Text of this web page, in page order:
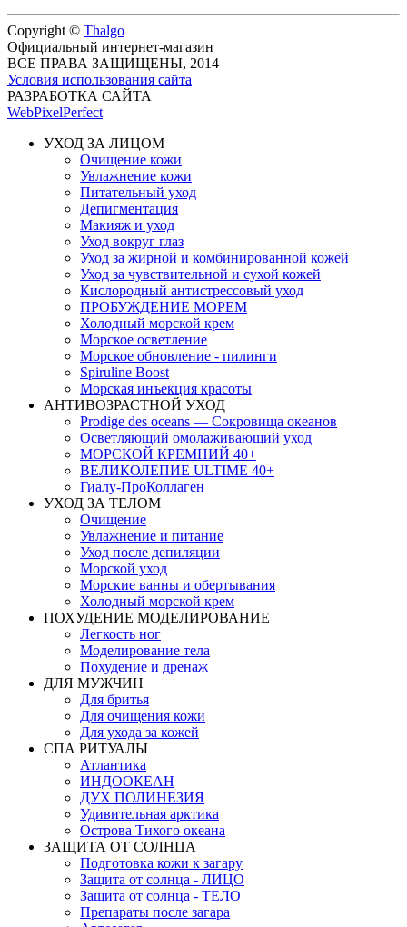
Copyright © Thalgo
Официальный интернет-магазин
ВСЕ ПРАВА ЗАЩИЩЕНЫ, 2014
Условия использования сайта
РАЗРАБОТКА САЙТА
WebPixelPerfect
УХОД ЗА ЛИЦОМ
Очищение кожи
Увлажнение кожи
Питательный уход
Депигментация
Макияж и уход
Уход вокруг глаз
Уход за жирной и комбинированной кожей
Уход за чувствительной и сухой кожей
Кислородный антистрессовый уход
ПРОБУЖДЕНИЕ МОРЕМ
Холодный морской крем
Морское осветление
Морское обновление - пилинги
Spiruline Boost
Морская инъекция красоты
АНТИВОЗРАСТНОЙ УХОД
Prodige des oceans — Сокровища океанов
Осветляющий омолаживающий уход
МОРСКОЙ КРЕМНИЙ 40+
ВЕЛИКОЛЕПИЕ ULTIME 40+
Гиалу-ПроКоллаген
УХОД ЗА ТЕЛОМ
Очищение
Увлажнение и питание
Уход после депиляции
Морской уход
Морские ванны и обертывания
Холодный морской крем
ПОХУДЕНИЕ МОДЕЛИРОВАНИЕ
Легкость ног
Моделирование тела
Похудение и дренаж
ДЛЯ МУЖЧИН
Для бритья
Для очищения кожи
Для ухода за кожей
СПА РИТУАЛЫ
Атлантика
ИНДООКЕАН
ДУХ ПОЛИНЕЗИЯ
Удивительная арктика
Острова Тихого океана
ЗАЩИТА ОТ СОЛНЦА
Подготовка кожи к загару
Защита от солнца - ЛИЦО
Защита от солнца - ТЕЛО
Препараты после загара